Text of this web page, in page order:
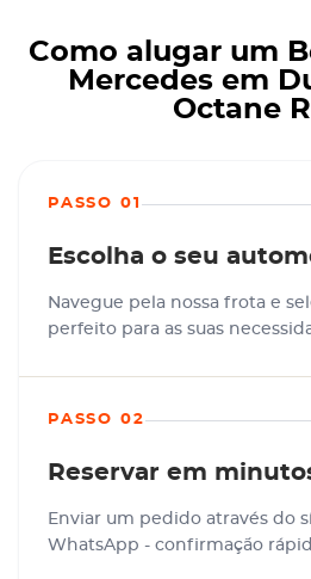
Como alugar um
Mercedes em
Octane
PASSO 01
Escolha o seu
Navegue pela nossa frota e
perfeito para as suas
PASSO 02
Reservar em
Enviar um pedido através do
WhatsApp - confirmação